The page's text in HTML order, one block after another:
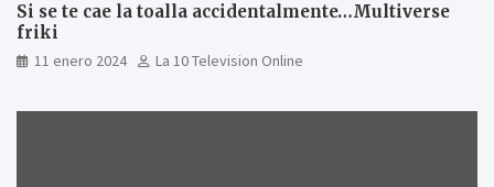
Si se te cae la toalla accidentalmente…Multiverse
friki
11 enero 2024 La 10 Television Online